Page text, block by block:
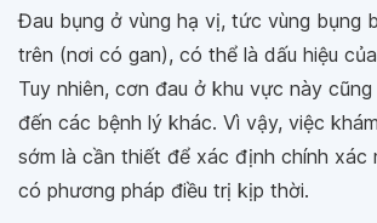
Đau bụng ở vùng hạ vị, tức vùng bụng
trên (nơi có gan), có thể là dấu hiệu
Tuy nhiên, cơn đau ở khu vực này
đến các bệnh lý khác. Vì vậy, việc
sớm là cần thiết để xác định chính xác
có phương pháp điều trị kịp thời.